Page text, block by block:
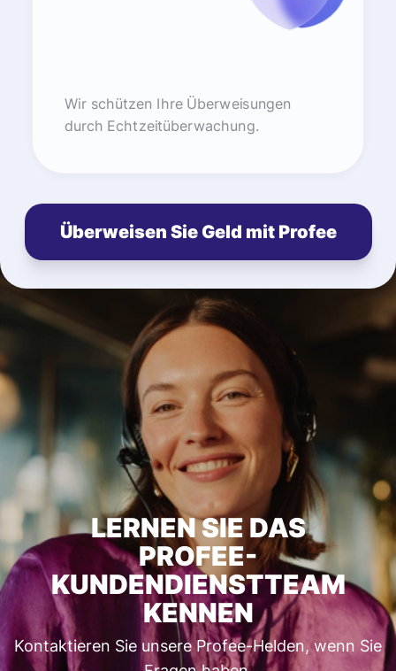
Wir schützen Ihre Überweisungen
durch Echtzeitüberwachung.
Überweisen Sie Geld mit Profee
LERNEN SIE DAS
PROFEE-
KUNDENDIENSTTEAM
KENNEN
Kontaktieren Sie unsere Profee-Helden, wenn Sie